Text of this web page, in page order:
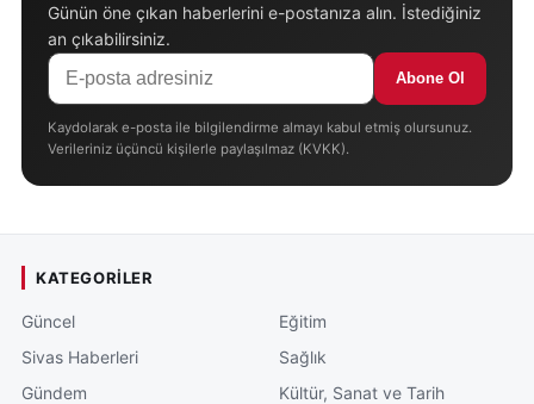
Günün öne çıkan haberlerini e-postanıza alın. İstediğiniz
an çıkabilirsiniz.
Abone Ol
Kaydolarak e-posta ile bilgilendirme almayı kabul etmiş olursunuz.
Verileriniz üçüncü kişilerle paylaşılmaz (KVKK).
KATEGORILER
Güncel
Sivas Haberleri
Gündem
Eğitim
Sağlık
Kültür, Sanat ve Tarih